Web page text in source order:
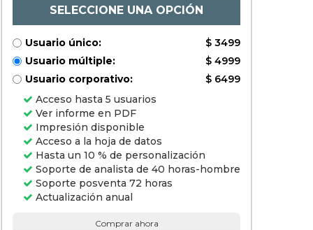
usuarios finales
fabricantes
empresas de
electronics y
compañías de
productos de
análisis
regional, 2024-
SELECCIONE UNA OPCIÓN
Usuario único:
$ 3499
Usuario múltiple:
$ 4999
Usuario corporativo:
$ 6499
Acceso hasta 5 usuarios
Ver informe en PDF
Impresión disponible
Acceso a la hoja de datos
Hasta un 10 % de personalización
Soporte de analista de 40 horas-hombre
Soporte posventa 72 horas
Actualización anual
Comprar ahora